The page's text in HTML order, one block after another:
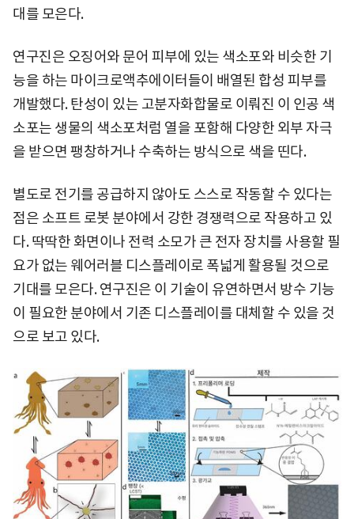
대를 모은다.
연구진은 오징어와 문어 피부에 있는 색소포와 비슷한 기
능을 하는 마이크로액추에이터들이 배열된 합성 피부를
개발했다. 탄성이 있는 고분자화합물로 이뤄진 이 인공 색
소포는 생물의 색소포처럼 열을 포함해 다양한 외부 자극
을 받으면 팽창하거나 수축하는 방식으로 색을 띤다.
별도로 전기를 공급하지 않아도 스스로 작동할 수 있다는
점은 소프트 로봇 분야에서 강한 경쟁력으로 작용하고 있
다. 딱딱한 화면이나 전력 소모가 큰 전자 장치를 사용할 필
요가 없는 웨어러블 디스플레이로 폭넓게 활용될 것으로
기대를 모은다. 연구진은 이 기술이 유연하면서 방수 기능
이 필요한 분야에서 기존 디스플레이를 대체할 수 있을 것
으로 보고 있다.